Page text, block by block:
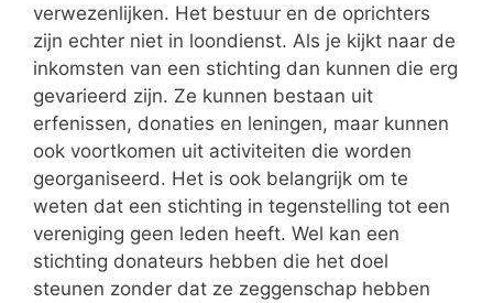
verwezenlijken. Het bestuur en de oprichters
zijn echter niet in loondienst. Als je kijkt naar de
inkomsten van een stichting dan kunnen die erg
gevarieerd zijn. Ze kunnen bestaan uit
erfenissen, donaties en leningen, maar kunnen
ook voortkomen uit activiteiten die worden
georganiseerd. Het is ook belangrijk om te
weten dat een stichting in tegenstelling tot een
vereniging geen leden heeft. Wel kan een
stichting donateurs hebben die het doel
steunen zonder dat ze zeggenschap hebben